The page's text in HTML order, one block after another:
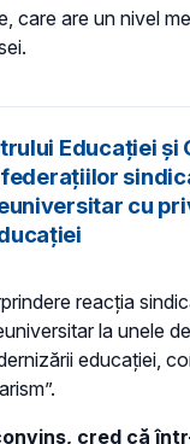
care are un nivel
Educației și
cu
reacția
la unele
educației,
cred că